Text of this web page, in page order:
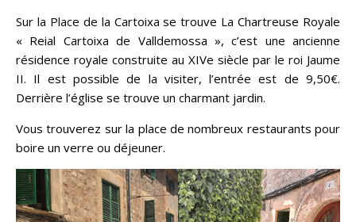
Sur la Place de la Cartoixa se trouve La Chartreuse Royale
« Reial Cartoixa de Valldemossa », c’est une ancienne
résidence royale construite au XIVe siècle par le roi Jaume
II. Il est possible de la visiter, l’entrée est de 9,50€.
Derrière l’église se trouve un charmant jardin.
Vous trouverez sur la place de nombreux restaurants pour
boire un verre ou déjeuner.